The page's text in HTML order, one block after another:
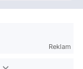
Reklam